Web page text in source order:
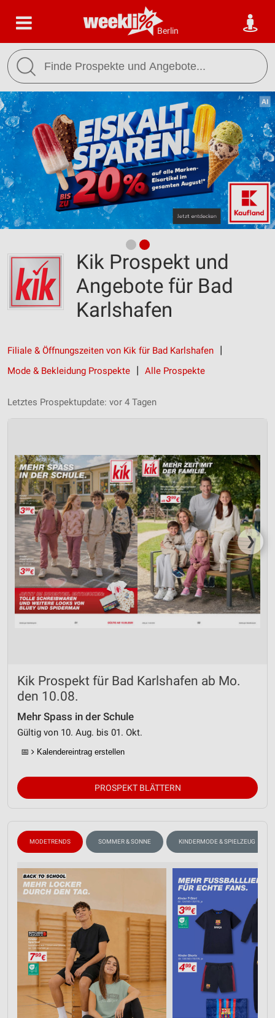
Berlin
Kik Prospekt und
Angebote für Bad
Karlshafen
Filiale & Öffnungszeiten von Kik für Bad Karlshafen
Mode & Bekleidung Prospekte
Alle Prospekte
Letztes Prospektupdate: vor 4 Tagen
❯
Kik Prospekt für Bad Karlshafen ab Mo.
den 10.08.
Mehr Spass in der Schule
Gültig von 10. Aug. bis 01. Okt.
📅 Kalendereintrag erstellen
PROSPEKT BLÄTTERN
MODETRENDS SOMMER & SONNE KINDERMODE & SPIELZEUG